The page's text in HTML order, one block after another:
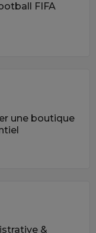
FIFA
une boutique
&